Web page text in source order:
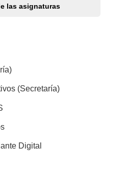
las asignaturas
(Secretaría)
Digital